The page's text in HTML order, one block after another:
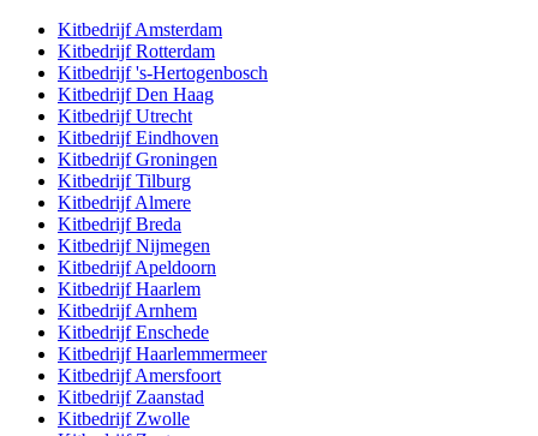
KitbedrijfAmsterdam
KitbedrijfRotterdam
Kitbedrijf's-Hertogenbosch
KitbedrijfDen Haag
KitbedrijfUtrecht
KitbedrijfEindhoven
KitbedrijfGroningen
KitbedrijfTilburg
KitbedrijfAlmere
KitbedrijfBreda
KitbedrijfNijmegen
KitbedrijfApeldoorn
KitbedrijfHaarlem
KitbedrijfArnhem
KitbedrijfEnschede
KitbedrijfHaarlemmermeer
KitbedrijfAmersfoort
Kitbedrijf Zaanstad
Kitbedrijf Zwolle